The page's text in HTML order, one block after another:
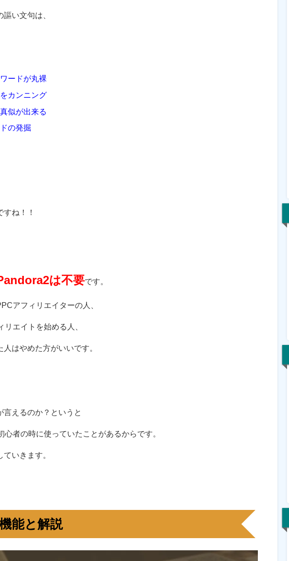
い文句は、
ードが丸裸
カンニング
似が出来る
の発掘
すね！！
は不要です。
アフィリエイターの人、
リエイトを始める人、
はやめた方がいいです。
言えるのか？というと
心者の時に使っていたことがあるからです。
いきます。
能と解説